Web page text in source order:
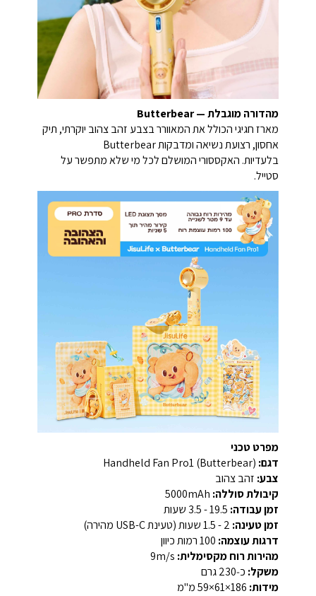
מהדורה מוגבלת — Butterbear
מארז חגיגי הכולל את המאוורר בצבע זהב צהוב יוקרתי, תיק
אחסון, רצועת נשיאה ומדבקות Butterbear
בלעדיות. האקססורי המושלם לכל מי שלא מתפשר על
סטייל.
מפרט טכני
דגם:
צבע: זהב צהוב
קיבולת סוללה:
זמן עבודה:
זמן טעינה:
דרגות עוצמה:
מהירות רוח מקסימלית:
משקל: כ‑230 גרם
מידות: